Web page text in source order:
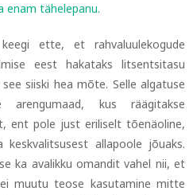
enam tähelepanu.
ette, et rahvaluulekogude
eest hakataks litsentsitasu
siiski hea mõte. Selle algatuse
arengumaad, kus räägitakse
ent pole just eriliselt tõenäoline,
allapoole jõuaks.
ka avalikku omandit vahel nii, et
muutu teose kasutamine mitte